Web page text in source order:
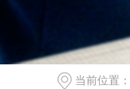
当前位置：